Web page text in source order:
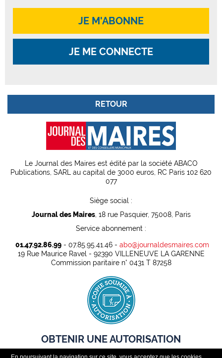
JE M'ABONNE
JE ME CONNECTE
RETOUR
Le Journal des Maires est édité par la société ABACO
Publications, SARL au capital de 3000 euros, RC Paris 102 620
077
Siège social :
Journal des Maires, 18 rue Pasquier, 75008, Paris
Service abonnement :
01.47.92.86.99- 07.85.95.41.46 - abo@journaldesmaires.com
19 Rue Maurice Ravel - 92390 VILLENEUVE LA GARENNE
Commission paritaire n° 0431 T 87258
OBTENIR UNE AUTORISATION